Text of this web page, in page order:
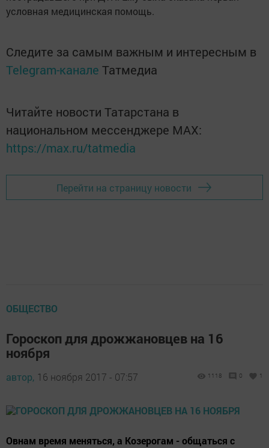
условная медицинская помощь.
Следите за самым важным и интересным в
Telegram-канале Татмедиа
Читайте новости Татарстана в
национальном мессенджере MАХ:
https://max.ru/tatmedia
Перейти на страницу новости
ОБЩЕСТВО
Гороскоп для дрожжановцев на 16
ноября
автор, 16 ноября 2017 - 07:57 1118 0 1
Овнам время меняться, а Козерогам - общаться с